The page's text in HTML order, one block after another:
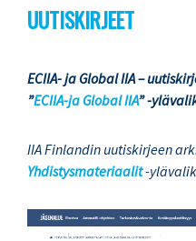
UUTISKIRJEET
ECIIA- ja Global IIA –
”ECIIA-ja Global IIA” -
IIA Finlandin uutiskirjeen
Yhdistysmateriaalit-